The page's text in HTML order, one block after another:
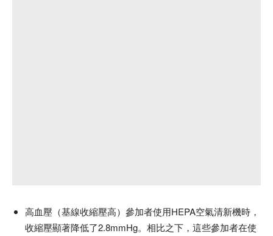
高血壓（基線收縮壓高）參加者使用HEPA空氣清新機時，
收縮壓顯著降低了2.8mmHg。相比之下，這些參加者在使